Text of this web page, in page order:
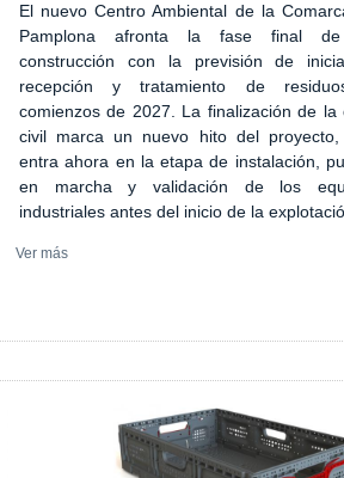
El nuevo Centro Ambiental de la
Pamplona afronta la fase final
construcción con la previsión de
recepción y tratamiento de
comienzos de 2027. La finalización de la
civil marca un nuevo hito del
entra ahora en la etapa de instalación,
en marcha y validación de los
industriales antes del inicio de la
Ver más